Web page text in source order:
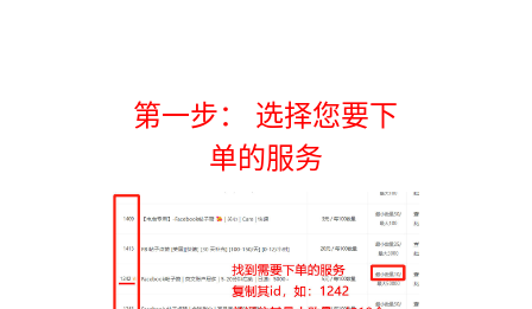
第一步： 选择您要下
单的服务